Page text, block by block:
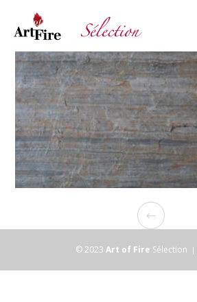
© 2023 Art of Fire Sélection |